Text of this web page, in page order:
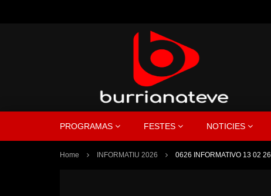
PROGRAMAS FESTES NOTICIES
Home INFORMATIU 2026 0626 INFORMATIVO 13 02 26